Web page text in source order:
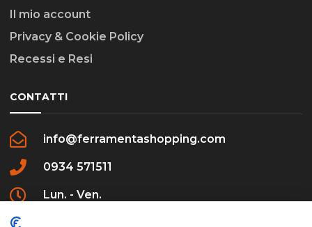
Il mio account
Privacy & Cookie Policy
Recessi e Resi
CONTATTI
info@ferramentashopping.com
0934 571511
Lun. - Ven.